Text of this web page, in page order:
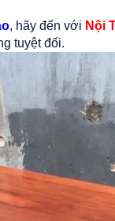
, hãy đến với Nội
tuyệt đối.